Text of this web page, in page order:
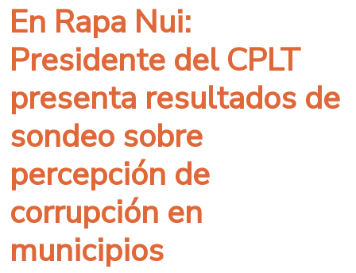
En Rapa Nui:
Presidente del CPLT
presenta resultados de
sondeo sobre
percepción de
corrupción en
municipios